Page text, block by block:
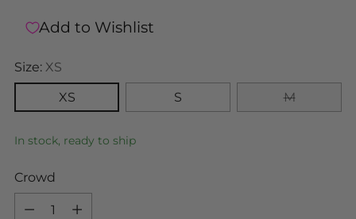
Add to Wishlist
Size: XS
XS
S M
In stock, ready to ship
Crowd